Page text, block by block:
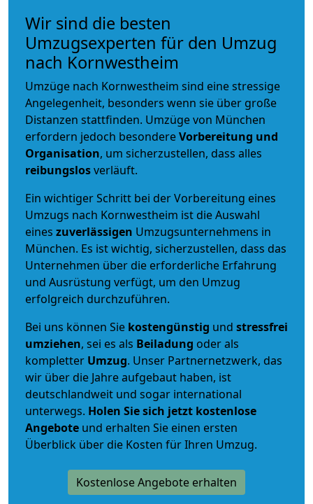
Wir sind die besten
Umzugsexperten für den Umzug
nach Kornwestheim
Umzüge nach Kornwestheim sind eine stressige
Angelegenheit, besonders wenn sie über große
Distanzen stattfinden. Umzüge von München
erfordern jedoch besondereVorbereitung und
Organisation, um sicherzustellen, dass alles
reibungslosverläuft.
Ein wichtiger Schritt bei der Vorbereitung eines
Umzugs nach Kornwestheim ist die Auswahl
eines zuverlässigen Umzugsunternehmens in
München. Es ist wichtig, sicherzustellen, dass das
Unternehmen über die erforderliche Erfahrung
und Ausrüstung verfügt, um den Umzug
erfolgreich durchzuführen.
Bei uns können Sie kostengünstig und stressfrei
umziehen, sei es als Beiladung oder als
kompletter Umzug. Unser Partnernetzwerk, das
wir über die Jahre aufgebaut haben, ist
deutschlandweit und sogar international
unterwegs. Holen Sie sich jetzt kostenlose
Angebote und erhalten Sie einen ersten
Überblick über die Kosten für Ihren Umzug.
Kostenlose Angebote erhalten